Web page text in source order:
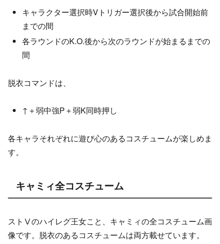
キャラクター選択時Vトリガー選択後から試合開始前
までの間
各ラウンドのK.O.後から次のラウンドが始まるまでの
間
脱衣コマンドは、
↑＋弱中強P＋弱K同時押し
各キャラそれぞれに遊び心のあるコスチュームが楽しめま
す。
キャミィ全コスチューム
ストⅤのハイレグ王女こと、キャミィの全コスチューム画
像です。脱衣のあるコスチュームは両方載せています。